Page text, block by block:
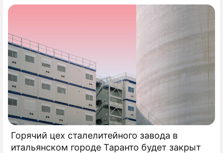
Горячий цех сталелитейного завода в
итальянском городе Таранто будет закрыт